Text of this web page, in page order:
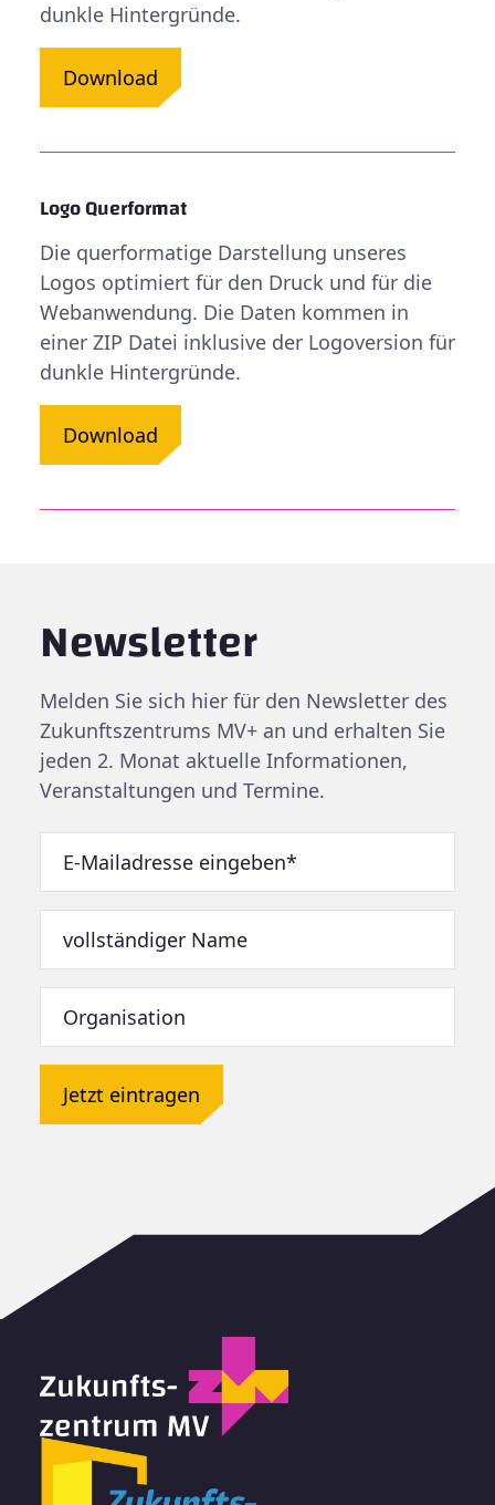
dunkle Hintergründe.
Download
Logo Querformat
Die querformatige Darstellung unseres
Logos optimiert für den Druck und für die
Webanwendung. Die Daten kommen in
einer ZIP Datei inklusive der Logoversion für
dunkle Hintergründe.
Download
Newsletter
Jetzt eintragen
Melden Sie sich hier für den Newsletter des
Zukunftszentrums MV+ an und erhalten Sie
jeden 2. Monat aktuelle Informationen,
Veranstaltungen und Termine.